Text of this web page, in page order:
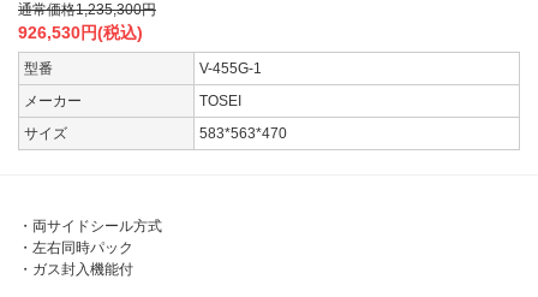
通常価格1,235,300円
926,530円(税込)
型番
V-455G-1
メーカー
TOSEI
サイズ
583*563*470
・両サイドシール方式
・左右同時パック
・ガス封入機能付